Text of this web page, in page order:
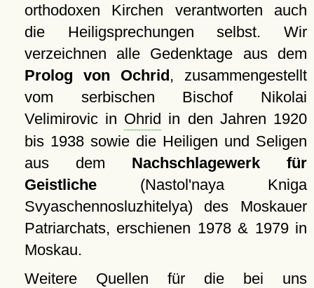
orthodoxen Kirchen verantworten auch
die Heiligsprechungen selbst. Wir
verzeichnen alle Gedenktage aus dem
Prolog von Ochrid, zusammengestellt
vom serbischen Bischof Nikolai
Velimirovic in Ohrid in den Jahren 1920
bis 1938 sowie die Heiligen und Seligen
aus dem Nachschlagewerk für
Geistliche(Nastol'naya Kniga
Svyaschennosluzhitelya) des Moskauer
Patriarchats, erschienen 1978 & 1979 in
Moskau.
Weitere Quellen für die bei uns